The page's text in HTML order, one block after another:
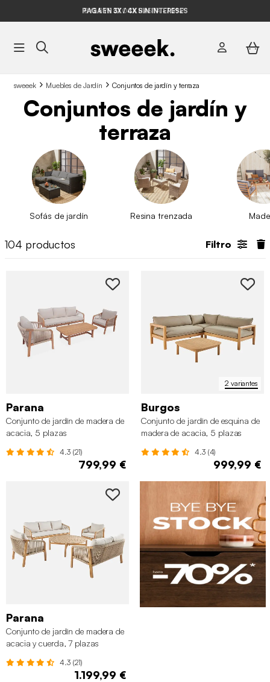
BYE BYE STOCK HASTA -70%*
sweeek Muebles de Jardín Conjuntos de jardín y terraza
Conjuntos de jardín y
terraza
Sofás de jardín Resina trenzada
104 productos Filtro
Parana
Conjunto de jardín de madera de
acacia, 5 plazas
4.3 (21)
799,99 €
2 variantes
Burgos
Conjunto de jardín de esquina de
madera de acacia, 5 plazas
4.3 (4)
999,99 €
Parana
Conjunto de jardín de madera de
acacia y cuerda, 7 plazas
4.3 (21)
1.199,99 €